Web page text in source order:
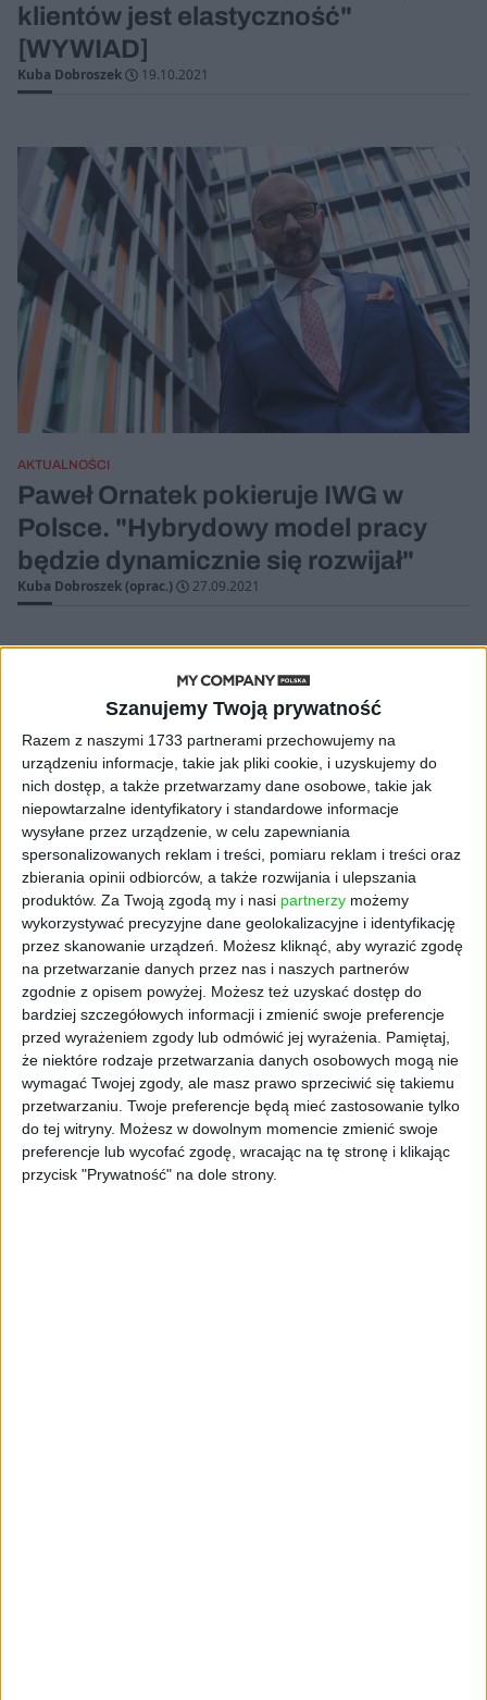
Szanujemy Twoją prywatność
Razem z naszymi 1733 partnerami przechowujemy na
urządzeniu informacje, takie jak pliki cookie, i uzyskujemy do
nich dostęp, a także przetwarzamy dane osobowe, takie jak
niepowtarzalne identyfikatory i standardowe informacje
wysyłane przez urządzenie, w celu zapewniania
spersonalizowanych reklam i treści, pomiaru reklam i treści oraz
zbierania opinii odbiorców, a także rozwijania i ulepszania
produktów. Za Twoją zgodą my i nasi partnerzy możemy
wykorzystywać precyzyjne dane geolokalizacyjne i identyfikację
przez skanowanie urządzeń. Możesz kliknąć, aby wyrazić zgodę
na przetwarzanie danych przez nas i naszych partnerów
zgodnie z opisem powyżej. Możesz też uzyskać dostęp do
bardziej szczegółowych informacji i zmienić swoje preferencje
przed wyrażeniem zgody lub odmówić jej wyrażenia.
Pamiętaj,
że niektóre rodzaje przetwarzania danych osobowych mogą nie
wymagać Twojej zgody, ale masz prawo sprzeciwić się takiemu
przetwarzaniu. Twoje preferencje będą mieć zastosowanie tylko
do tej witryny. Możesz w dowolnym momencie zmienić swoje
preferencje lub wycofać zgodę, wracając na tę stronę i klikając
przycisk "Prywatność" na dole strony.
klientów jest elastyczność"
[WYWIAD]
Kuba Dobroszek 19.10.2021
AKTUALNOŚCI
Paweł Ornatek pokieruje IWG w
Polsce. "Hybrydowy model pracy
będzie dynamicznie się rozwijał"
Kuba Dobroszek (oprac.) 27.09.2021
FRANCZYZOWY BIZNES
Biurowa rewolucja. Firmy
przestawiają się na biura elastyczne
Materiał partnera 17.05.2021